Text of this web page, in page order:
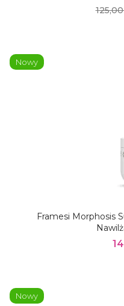
125,00
Framesi Morphosis
Nowy
Nowy